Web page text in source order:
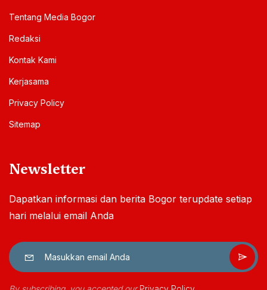
Tentang Media Bogor
Redaksi
Kontak Kami
Kerjasama
Privacy Policy
Sitemap
Newsletter
Dapatkan informasi dan berita Bogor terupdate setiap
hari melalui email Anda